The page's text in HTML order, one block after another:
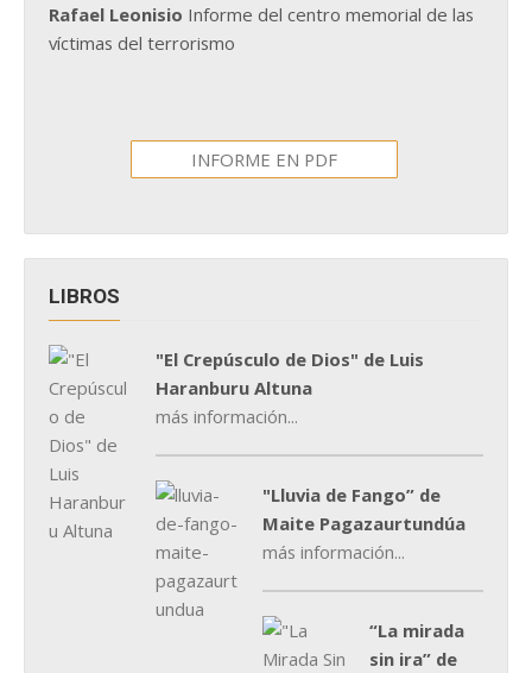
Rafael Leonisio Informe del centro memorial de las
víctimas del terrorismo
INFORME EN PDF
LIBROS
"El Crepúsculo de Dios" de Luis
Haranburu Altuna
más información...
"Lluvia de Fango” de
Maite Pagazaurtundúa
más información...
“La mirada
sin ira” de